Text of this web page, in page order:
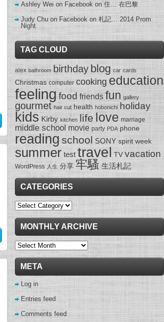
Ashley Wei on Facebookon住… 在巴黎
Judy Chu on Facebookon札記… 2014 Prom
Night
TAG CLOUD
alex bathroom birthday blog car cards
Christmas computer cooking education
feeling food friends fun gallery
gourmet hair cut health hobonichi holiday
kids Kirby kitchen life love marriage
middle school movie party PDA phone
readingschool SONY spirit week
summer test travel TV vacation
WordPress 人生 分享 牢騷 生活札記
CATEGORIES
Categories
MONTHLY ARCHIVE
Monthly
Archive
META
Log in
Entries feed
Comments feed